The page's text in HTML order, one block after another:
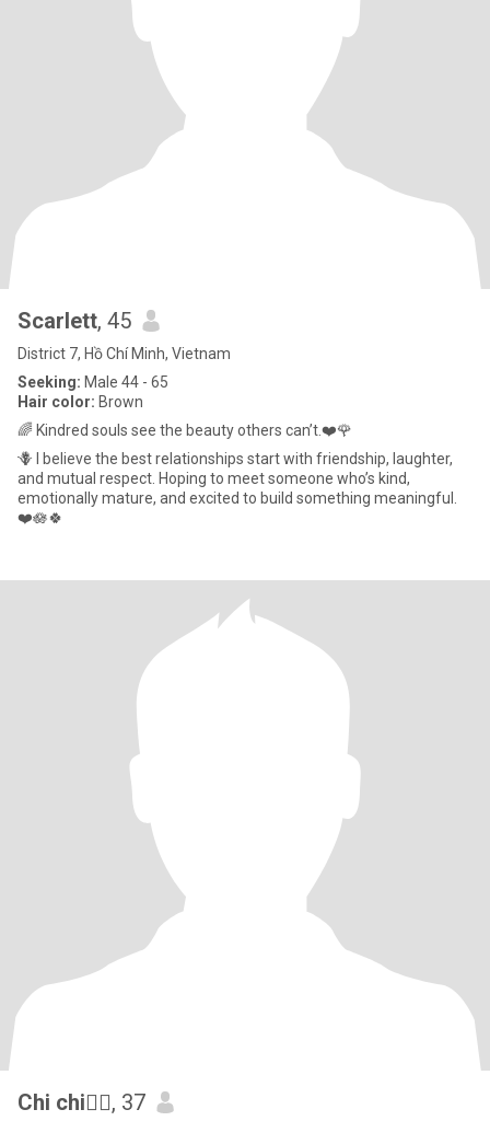
Scarlett, 45
District 7, Hồ Chí Minh, Vietnam
Seeking: Male 44 - 65
Hair color: Brown
🌈 Kindred souls see the beauty others can’t.❤️🌹
🪻 I believe the best relationships start with friendship, laughter,
and mutual respect. Hoping to meet someone who’s kind,
emotionally mature, and excited to build something meaningful.
❤️🪷🍀
Chi chi👰‍♀️, 37